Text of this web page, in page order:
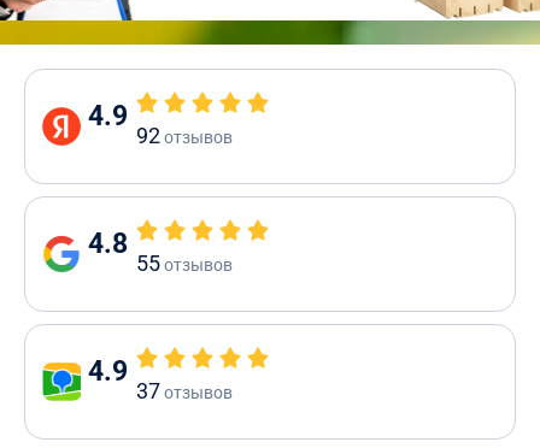
4.9
92отзывов
4.8
55отзывов
4.9
37отзывов